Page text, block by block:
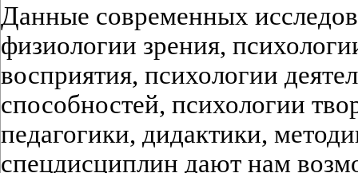
Данные современных
физиологии зрения,
восприятия, психологии
способностей, психологии
педагогики, дидактики,
спецдисциплин дают нам